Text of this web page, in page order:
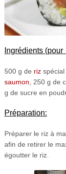
Ingrédients
500 g de rizspécial
saumon , 250 g de
g de sucre en
Préparation:
Préparer le riz à
afin de retirer le
égoutter le riz.